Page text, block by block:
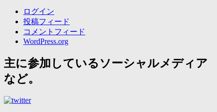
ログイン
投稿フィード
コメントフィード
WordPress.org
主に参加しているソーシャルメディア
など。